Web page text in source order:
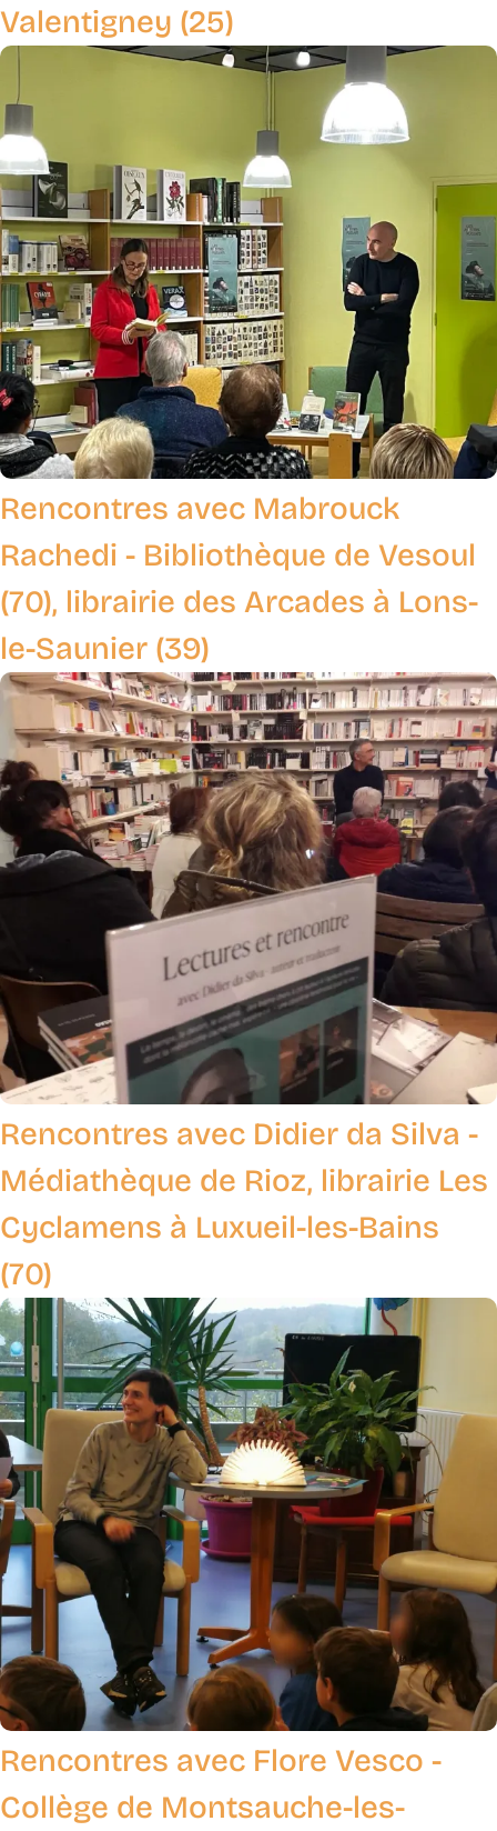
Valentigney (25)
Rencontres avec Mabrouck
Rachedi - Bibliothèque de Vesoul
(70), librairie des Arcades à Lons-
le-Saunier (39)
Rencontres avec Didier da Silva -
Médiathèque de Rioz, librairie Les
Cyclamens à Luxueil-les-Bains
(70)
Rencontres avec Flore Vesco -
Collège de Montsauche-les-